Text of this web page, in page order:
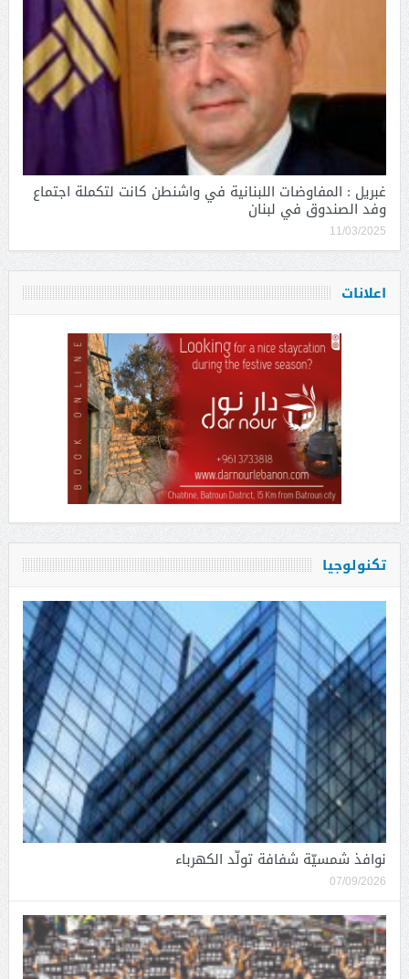
غبريل : المفاوضات اللبنانية في واشنطن كانت لتكملة اجتماع
وفد الصندوق في لبنان
11/03/2025
اعلانات
تكنولوجيا
نوافذ شمسيّة شفافة تولّد الكهرباء
07/09/2026